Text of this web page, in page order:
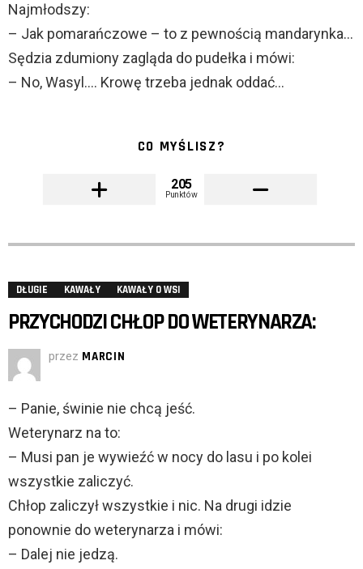
Najmłodszy:
– Jak pomarańczowe – to z pewnością mandarynka…
Sędzia zdumiony zagląda do pudełka i mówi:
– No, Wasyl…. Krowę trzeba jednak oddać…
CO MYŚLISZ?
205
Punktów
DŁUGIE KAWAŁY KAWAŁY O WSI
PRZYCHODZI CHŁOP DO WETERYNARZA:
przez MARCIN
– Panie, świnie nie chcą jeść.
Weterynarz na to:
– Musi pan je wywieźć w nocy do lasu i po kolei
wszystkie zaliczyć.
Chłop zaliczył wszystkie i nic. Na drugi idzie
ponownie do weterynarza i mówi:
– Dalej nie jedzą.